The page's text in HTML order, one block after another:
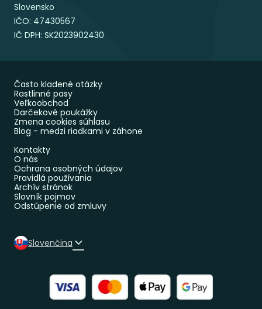
Slovensko
IČO: 47430567
IČ DPH: SK2023902430
Často kladené otázky
Rastlinné pasy
Veľkoobchod
Darčekové poukážky
Zmena cookies súhlasu
Blog - medzi riadkami v záhone
Kontakty
O nás
Ochrana osobných údajov
Pravidlá používania
Archív stránok
Slovník pojmov
Odstúpenie od zmluvy
Slovenčina